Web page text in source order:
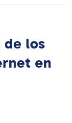
de los
en